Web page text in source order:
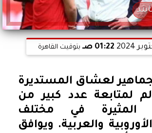
01:22 صـ بتوقيت القاهرة
لعشاق المستديرة
لمتابعة عدد كبير من
المثيرة في مختلف
والعربية. ويوافق